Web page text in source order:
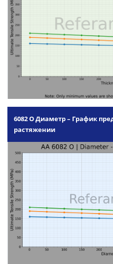
6082 O Диаметр – График
растяжении